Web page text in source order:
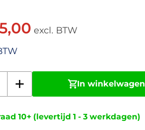
excl. BTW
In winkelwagen
10+ (levertijd 1 - 3 werkdagen)